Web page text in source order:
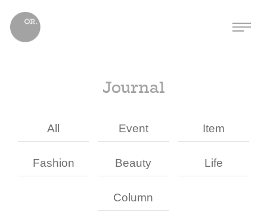
Journal
All Event Item
Fashion Beauty Life
Column